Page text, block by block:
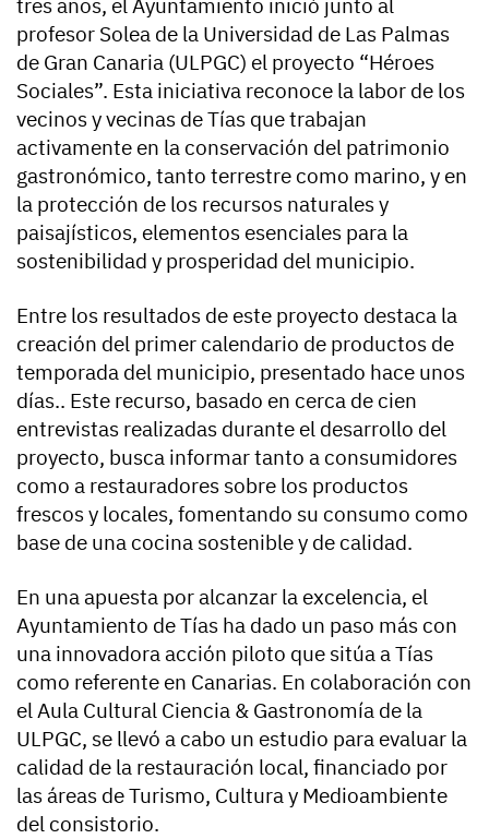
tres años, el Ayuntamiento inició junto al
profesor Solea de la Universidad de Las Palmas
de Gran Canaria (ULPGC) el proyecto “Héroes
Sociales”. Esta iniciativa reconoce la labor de los
vecinos y vecinas de Tías que trabajan
activamente en la conservación del patrimonio
gastronómico, tanto terrestre como marino, y en
la protección de los recursos naturales y
paisajísticos, elementos esenciales para la
sostenibilidad y prosperidad del municipio.
Entre los resultados de este proyecto destaca la
creación del primer calendario de productos de
temporada del municipio, presentado hace unos
días.. Este recurso, basado en cerca de cien
entrevistas realizadas durante el desarrollo del
proyecto, busca informar tanto a consumidores
como a restauradores sobre los productos
frescos y locales, fomentando su consumo como
base de una cocina sostenible y de calidad.
En una apuesta por alcanzar la excelencia, el
Ayuntamiento de Tías ha dado un paso más con
una innovadora acción piloto que sitúa a Tías
como referente en Canarias. En colaboración con
el Aula Cultural Ciencia & Gastronomía de la
ULPGC, se llevó a cabo un estudio para evaluar la
calidad de la restauración local, financiado por
las áreas de Turismo, Cultura y Medioambiente
del consistorio.